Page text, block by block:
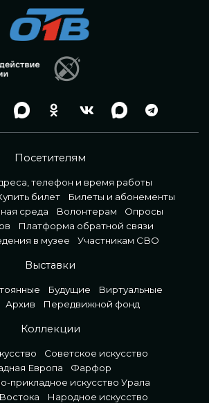
Посетителям
телефон и время работы
билет
Билеты и абонементы
среда Волонтерам
Опросы
Платформа обратной связи
в музее
Участникам СВО
Выставки
Будущие
Виртуальные
Архив Передвижной фонд
Коллекции
Советское искусство
Европа
Фарфор
прикладное искусство Урала
Народное искусство